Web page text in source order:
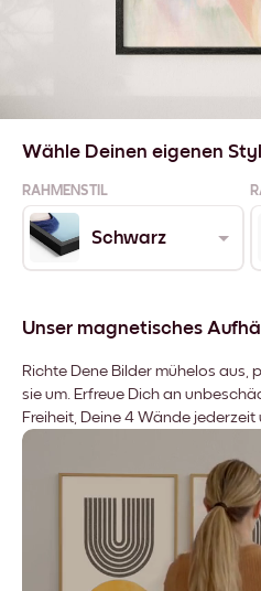
Wähle Deinen eigenen
RAHMENSTIL
Schwarz
Unser magnetisches
Richte Dene Bilder mühelos aus,
sie um. Erfreue Dich an
Freiheit, Deine 4 Wände jederzeit